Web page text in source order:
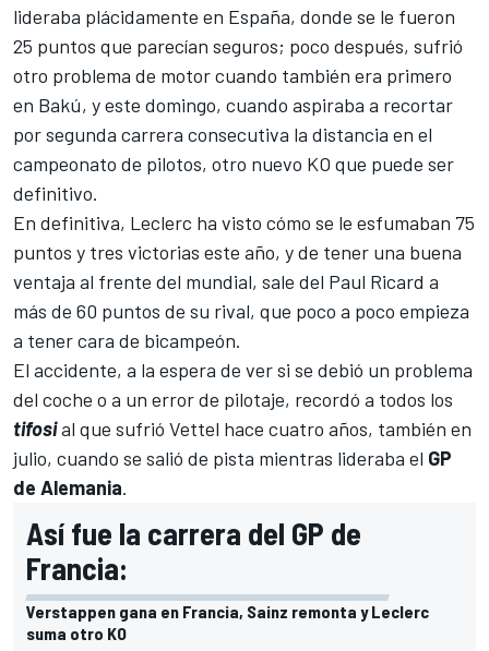
lideraba plácidamente en España, donde se le fueron
25 puntos que parecían seguros; poco después, sufrió
otro problema de motor cuando también era primero
en Bakú, y este domingo, cuando aspiraba a recortar
por segunda carrera consecutiva la distancia en el
campeonato de pilotos, otro nuevo KO que puede ser
definitivo.
En definitiva, Leclerc ha visto cómo se le esfumaban 75
puntos y tres victorias este año, y de tener una buena
ventaja al frente del mundial, sale del Paul Ricard a
más de 60 puntos de su rival, que poco a poco empieza
a tener cara de bicampeón.
El accidente, a la espera de ver si se debió un problema
del coche o a un error de pilotaje, recordó a todos los
tifosial que sufrió Vettel hace cuatro años, también en
julio, cuando se salió de pista mientras lideraba el GP
de Alemania.
Así fue la carrera del GP de
Francia:
Verstappen gana en Francia, Sainz remonta y Leclerc
suma otro KO